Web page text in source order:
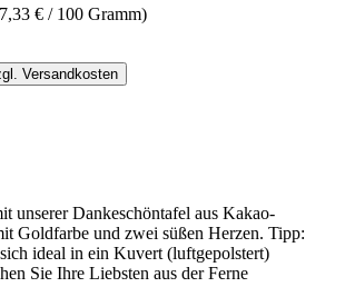
€ / 100 Gramm)
Versandkosten
unserer Dankeschöntafel aus Kakao-
Goldfarbe und zwei süßen Herzen. Tipp:
ideal in ein Kuvert (luftgepolstert)
Sie Ihre Liebsten aus der Ferne